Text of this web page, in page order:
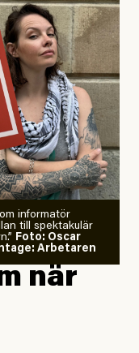
informatör
till spektakulär
Foto: Oscar
Arbetaren
när